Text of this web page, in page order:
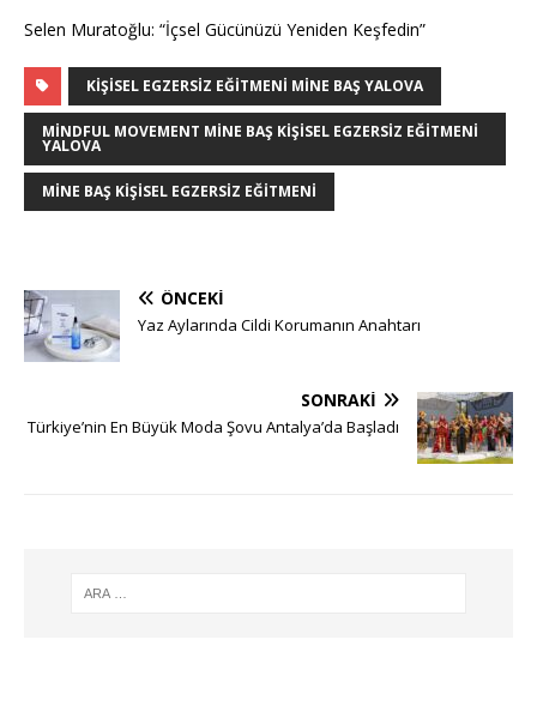
Selen Muratoğlu: “İçsel Gücünüzü Yeniden Keşfedin”
KIŞISEL EGZERSIZ EĞITMENI MINE BAŞ YALOVA
MINDFUL MOVEMENT MINE BAŞ KIŞISEL EGZERSIZ EĞITMENI
YALOVA
MINE BAŞ KIŞISEL EGZERSIZ EĞITMENI
ÖNCEKI
Yaz Aylarında Cildi Korumanın Anahtarı
SONRAKI
Türkiye’nin En Büyük Moda Şovu Antalya’da Başladı